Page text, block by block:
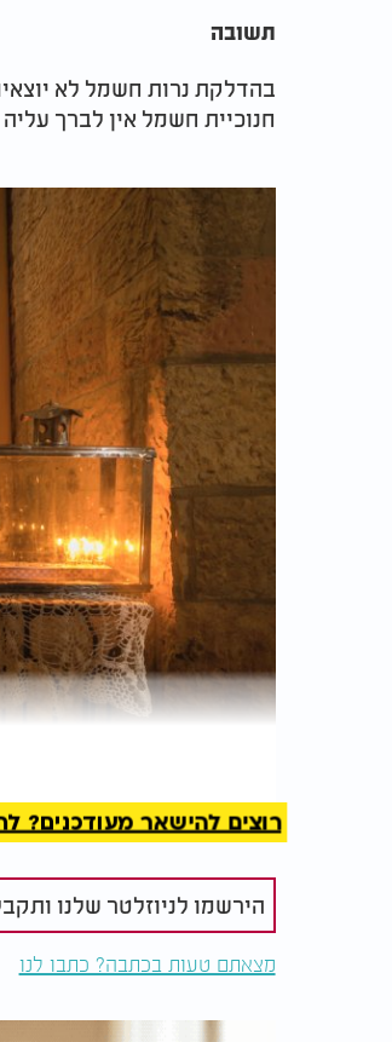
תשובה
בהדלקת נרות חשמל לא
חנוכיית חשמל אין לברך
מה מותר ומה אסור לעשות
רוצים להישאר מעודכנים?
הירשמו לניוזלטר שלנו
מצאתם טעות בכתבה? כתבו לנו